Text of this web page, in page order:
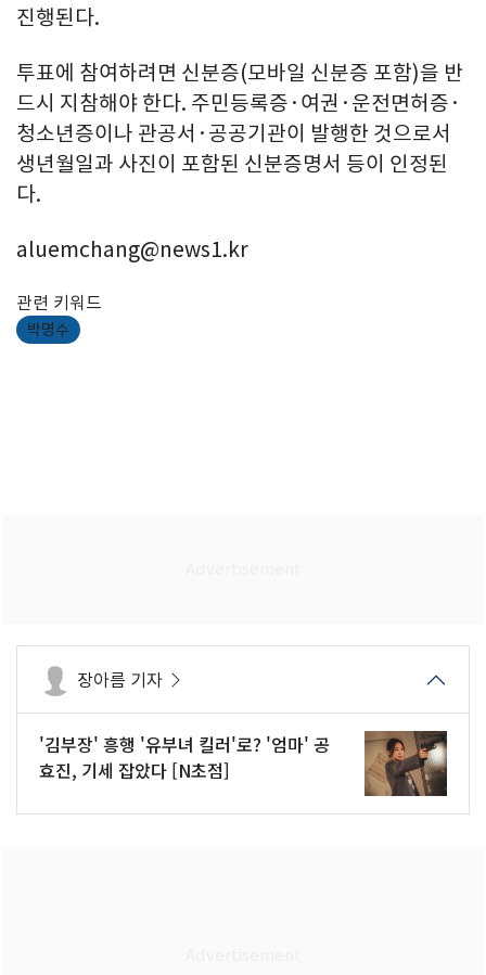
진행된다.
투표에 참여하려면 신분증(모바일 신분증 포함)을 반
드시 지참해야 한다. 주민등록증·여권·운전면허증·
청소년증이나 관공서·공공기관이 발행한 것으로서
생년월일과 사진이 포함된 신분증명서 등이 인정된
다.
aluemchang@news1.kr
관련 키워드
박명수
장아름 기자
'김부장' 흥행 '유부녀 킬러'로? '엄마' 공
효진, 기세 잡았다 [N초점]